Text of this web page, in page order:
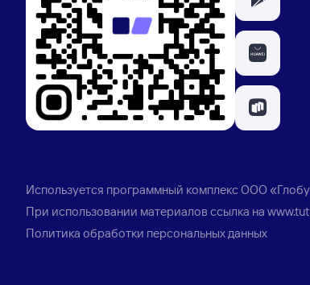
Используется программный комплексООО
При использовании материалов ссылка на
Политика обработки персональных данных